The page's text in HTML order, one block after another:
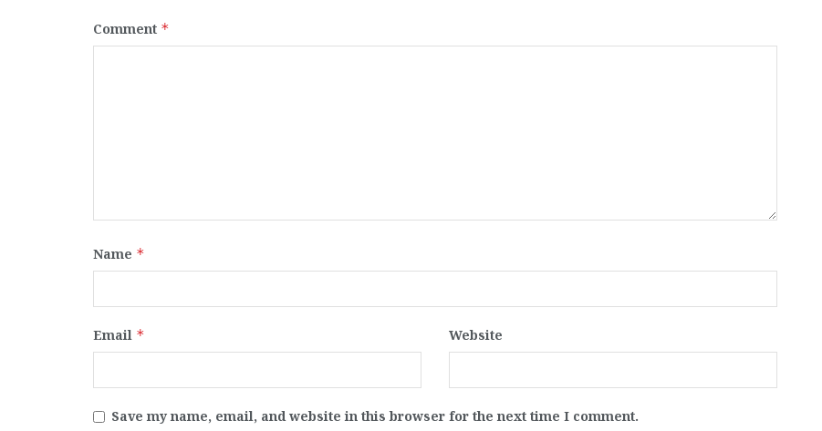
Comment *
Name *
Email * Website
Save my name, email, and website in this browser for the next time I comment.